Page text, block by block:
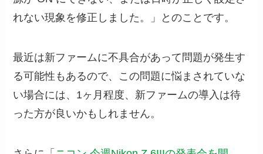
れない現象を修正しました。」とのことです。
最近は新ファームに不具合があって問題が発生す
る可能性もあるので、この問題に悩まされていな
い場合には、1ヶ月程度、新ファームの導入は待
った方が良いかもしれません。